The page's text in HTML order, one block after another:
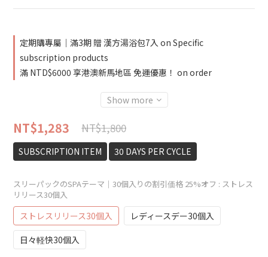
定期購專屬｜滿3期 贈 漢方湯浴包7入 on Specific
subscription products
滿 NTD$6000 享港澳新馬地區 免運優惠！ on order
Show more
NT$1,283 NT$1,800
SUBSCRIPTION ITEM 30 DAYS PER CYCLE
スリーパックのSPAテーマ｜30個入りの割引価格 25%オフ : ストレス
リリース30個入
ストレスリリース30個入
レディースデー30個入
日々軽快30個入